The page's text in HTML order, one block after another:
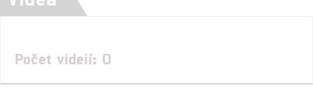
Počet videií: 0